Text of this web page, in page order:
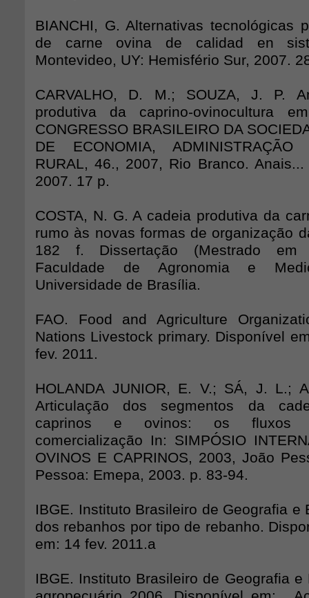
BIANCHI, G. Alternativas tecnológicas
de carne ovina de calidad en
Montevideo, UY: Hemisfério Sur, 2007.
CARVALHO, D. M.; SOUZA, J. P.
produtiva da caprino-ovinocultura
CONGRESSO BRASILEIRO DA
DE ECONOMIA, ADMINISTRAÇÃO
RURAL, 46., 2007, Rio Branco.
2007. 17 p.
COSTA, N. G. A cadeia produtiva da
rumo às novas formas de organização
182 f. Dissertação (Mestrado em
Faculdade de Agronomia e
Universidade de Brasília.
FAO. Food and Agriculture
Nations Livestock primary. Disponível
fev. 2011.
HOLANDA JUNIOR, E. V.; SÁ, J. L.;
Articulação dos segmentos da
caprinos e ovinos: os fluxos
comercialização In: SIMPÓSIO
OVINOS E CAPRINOS, 2003, João
Pessoa: Emepa, 2003. p. 83-94.
IBGE. Instituto Brasileiro de Geografia e
dos rebanhos por tipo de rebanho.
em: 14 fev. 2011.a
IBGE. Instituto Brasileiro de Geografia